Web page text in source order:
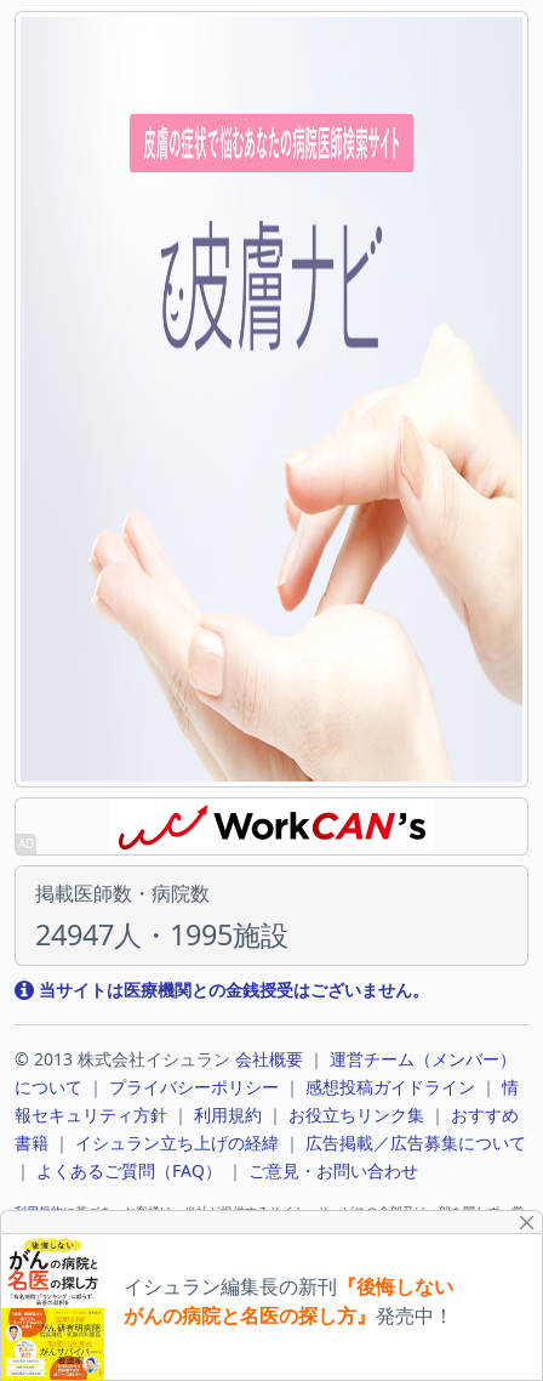
掲載医師数・病院数
24947人・1995施設
当サイトは医療機関との金銭授受はございません。
© 2013 株式会社イシュラン 会社概要 ｜ 運営チーム（メンバー）
について ｜ プライバシーポリシー ｜ 感想投稿ガイドライン ｜情
報セキュリティ方針 ｜ 利用規約 ｜ お役立ちリンク集 ｜ おすすめ
書籍 ｜ イシュラン立ち上げの経緯 ｜ 広告掲載／広告募集について
｜
よくあるご質問（FAQ） ｜ ご意見・お問い合わせ
利用規約に基づき、お客様は、当社が提供するサイト・サービスの全部又は一部を問わず、営
業活動その他の営利を目的とした行為、それに準ずる行為又はそのための準備行為を目的とし
て、これを利用又はアクセスすることはできません。
Under ourTerms of Use
part, for the purpose of sales or other commercial activities, comparable activities, or
preparation for any of the foregoing.イシュラン編集長の新刊
『後悔しない
がんの病院と名医の探し方』 発売中！